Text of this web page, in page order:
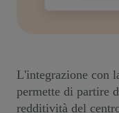
L'integrazione con
permette di partire
redditività del